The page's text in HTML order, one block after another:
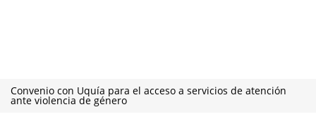
Convenio con Uquía para el acceso a servicios de atención
ante violencia de género